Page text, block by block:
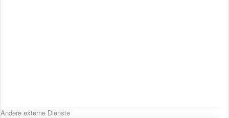
Andere externe Dienste